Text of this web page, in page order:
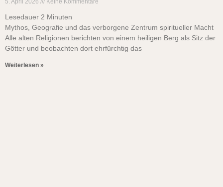
5. April 2026 Keine Kommentare
Lesedauer 2 Minuten
Mythos, Geografie und das verborgene Zentrum spiritueller Macht
Alle alten Religionen berichten von einem heiligen Berg als Sitz der
Götter und beobachten dort ehrfürchtig das
Weiterlesen »